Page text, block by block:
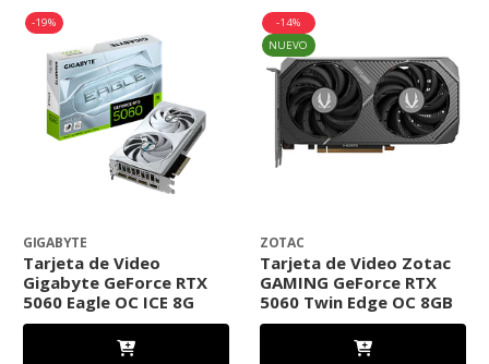
-19%
GIGABYTE
Tarjeta de Video
Gigabyte GeForce RTX
5060 Eagle OC ICE 8G
-14%
NUEVO
ZOTAC
Tarjeta de Video Zotac
GAMING GeForce RTX
5060 Twin Edge OC 8GB